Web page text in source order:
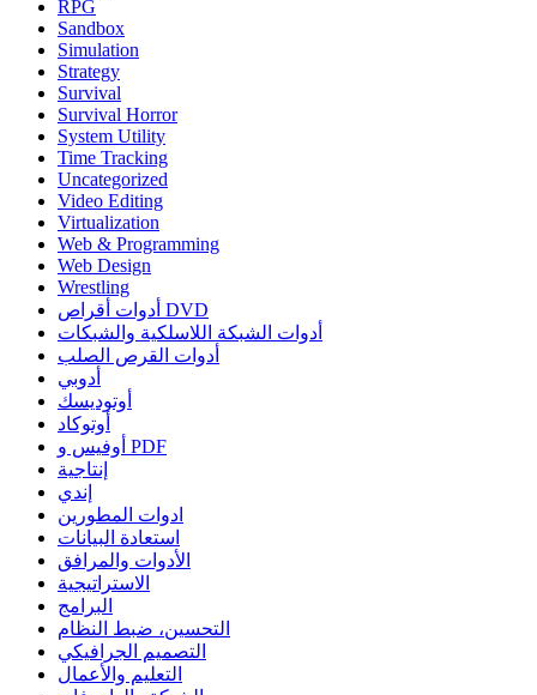
RPG
Sandbox
Simulation
Strategy
Survival
Survival Horror
System Utility
Time Tracking
Uncategorized
Video Editing
Virtualization
Web & Programming
Web Design
Wrestling
أدوات أقراص DVD
أدوات الشبكة اللاسلكية والشبكات
أدوات القرص الصلب
أدوبي
أوتوديسك
أوتوكاد
أوفيس و PDF
إنتاجية
إندي
ادوات المطورين
استعادة البيانات
الأدوات والمرافق
الاستراتيجية
البرامج
التحسين، ضبط النظام
التصميم الجرافيكي
التعليم والأعمال